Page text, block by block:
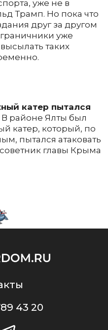
уже не в
Трамп. Но пока что
друг за другом
уже
таких
катер пытался
районе Ялты был
катер, который, по
пытался атаковать
главы Крыма
43 20